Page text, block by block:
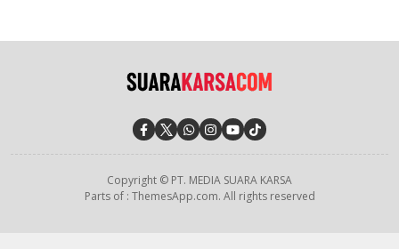
Copyright © PT. MEDIA SUARA KARSA
Parts of : ThemesApp.com. All rights reserved